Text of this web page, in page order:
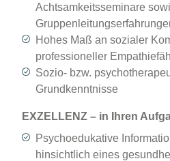
Achtsamkeitsseminare
Hohes Maß an sozialer
professioneller
Sozio- bzw.
Grundkenntnisse
EXZELLENZ – in Ihren
Psychoedukative
hinsichtlich eines